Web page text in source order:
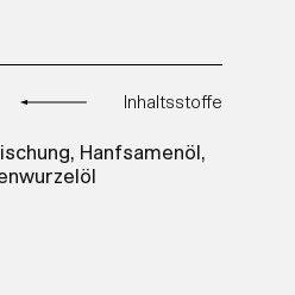
Inhaltsstoffe
Hanfsamenöl,